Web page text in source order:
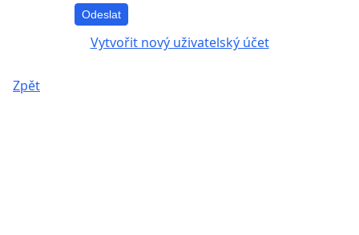
Odeslat
Vytvořit nový uživatelský účet
Zpět